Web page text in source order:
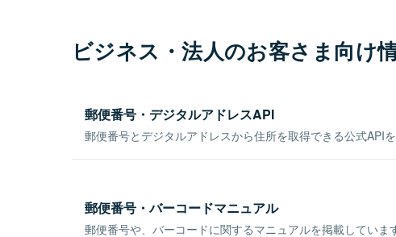
ビジネス・法人のお客さま向け
郵便番号・デジタルアドレスAPI
郵便番号とデジタルアドレスから住所を取得できる公式APIを
郵便番号・バーコードマニュアル
郵便番号や、バーコードに関するマニュアルを掲載していま